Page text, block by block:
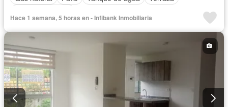
Hace 1 semana, 5 horas en - Infibank Inmobiliaria